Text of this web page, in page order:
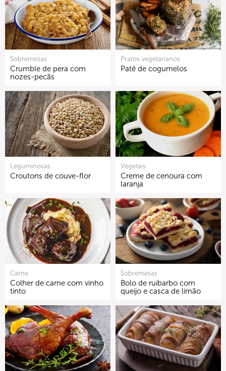
Sobremesas
Crumble de pera com
nozes-pecãs
Pratos vegetarianos
Patê de cogumelos
Leguminosas
Croutons de couve-flor
Vegetais
Creme de cenoura com
laranja
Carne
Colher de carne com vinho
tinto
Sobremesas
Bolo de ruibarbo com
queijo e casca de limão